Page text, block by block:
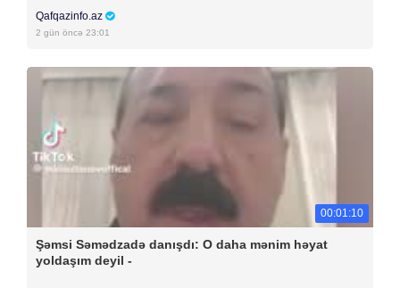
Qafqazinfo.az
2 gün öncə 23:01
00:01:10
Şəmsi Səmədzadə danışdı: O daha mənim həyat
yoldaşım deyil -